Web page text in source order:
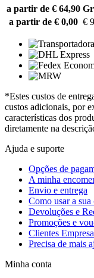
a partir de € 64,90
a partir de € 0,00 €
*Estes custos de
custos adicionais, por
características dos
diretamente na
Ajuda e suporte
Opções de
A minha
Envio e entrega
Como usar a sua
Devoluções e
Promoções e
Clientes
Precisa de mais
Minha conta